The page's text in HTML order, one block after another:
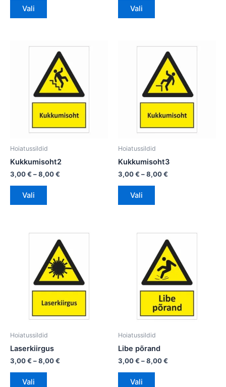
Vali Vali
Hoiatussildid
Kukkumisoht2
3,00€ –8,00€
3,00 €
kuni
8,00 €
Vali
Sellel
tootel
on
mitu
varianti.
Valikuid
saab
teha
Hoiatussildid
Kukkumisoht3
3,00€ –8,00€
3,00 €
kuni
8,00 €
Vali
Sellel
tootel
on
mitu
varianti.
Valikuid
saab
teha
Hoiatussildid
Laserkiirgus
3,00€ –8,00€
3,00 €
kuni
8,00 €
Vali
Sellel
tootel
on
mitu
varianti.
Valikuid
saab
teha
Hoiatussildid
Libe põrand
3,00€ –8,00€
3,00 €
kuni
8,00 €
Vali
Sellel
tootel
on
mitu
varianti.
Valikuid
saab
teha